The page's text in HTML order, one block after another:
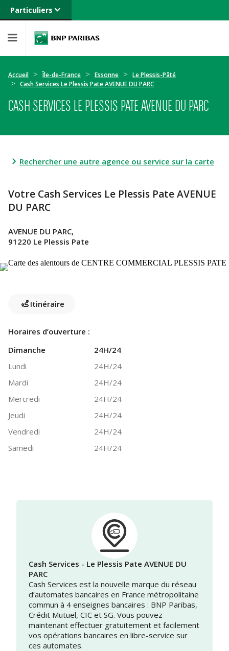
Particuliers
Banque privée
Entreprises
Accueil Île-de-France Essonne
Le Plessis-Pâté
Cash Services Le Plessis Pate AVENUE DU PARC
CASH SERVICES LE PLESSIS PATE AVENUE DU PARC
Rechercher une autre agence ou service sur la carte
Votre Cash Services Le Plessis Pate AVENUE
DU PARC
AVENUE DU PARC,
91220 Le Plessis Pate
Itinéraire
Horaires d’ouverture :
Dimanche
24H/24
Lundi
24H/24
Mardi
24H/24
Mercredi
24H/24
Jeudi
24H/24
Vendredi
24H/24
Samedi
24H/24
Cash Services - Le Plessis Pate AVENUE DU
PARC
Cash Services est la nouvelle marque du réseau
d’automates bancaires en France métropolitaine
commun à 4 enseignes bancaires : BNP Paribas,
Crédit Mutuel, CIC et SG. Vous pouvez
maintenant effectuer gratuitement et facilement
vos opérations bancaires en libre-service sur
ces automates.